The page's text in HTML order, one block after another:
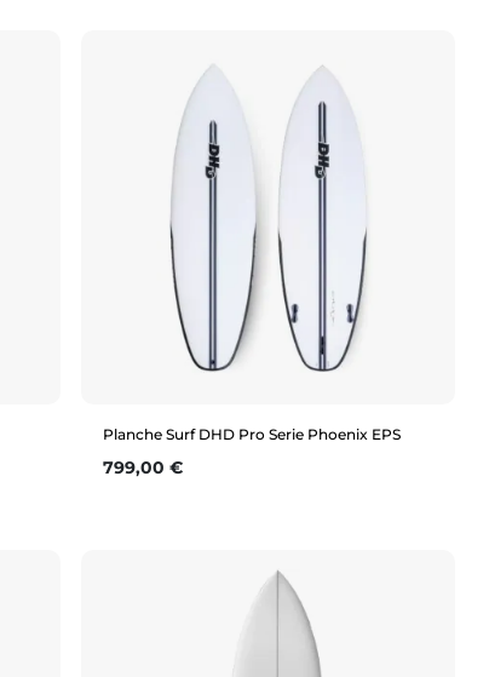
Planche Surf DHD Pro Serie Phoenix EPS
Prix
799,00 €
6'0"